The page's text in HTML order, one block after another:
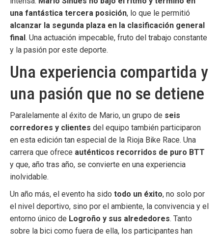
una fantástica tercera posición, lo que le permitió
alcanzar la segunda plaza en la clasificación general
final. Una actuación impecable, fruto del trabajo constante
y la pasión por este deporte.
Una experiencia compartida y
una pasión que no se detiene
Paralelamente al éxito de Mario, un grupo de seis
corredores y clientes del equipo también participaron
en esta edición tan especial de la Rioja Bike Race. Una
carrera que ofrece auténticos recorridos de puro BTT
y que, año tras año, se convierte en una experiencia
inolvidable.
Un año más, el evento ha sido todo un éxito, no solo por
el nivel deportivo, sino por el ambiente, la convivencia y el
entorno único de Logroño y sus alrededores. Tanto
sobre la bici como fuera de ella, los participantes han